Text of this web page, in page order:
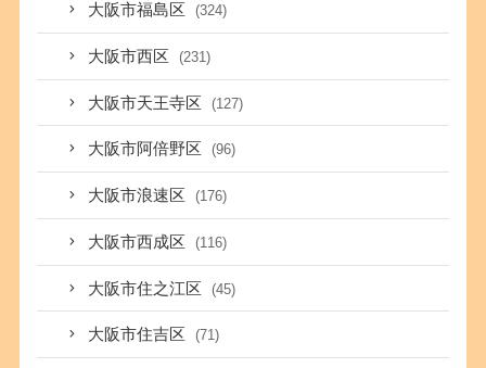
大阪市福島区 (324)
大阪市西区 (231)
大阪市天王寺区 (127)
大阪市阿倍野区 (96)
大阪市浪速区 (176)
大阪市西成区 (116)
大阪市住之江区 (45)
大阪市住吉区 (71)